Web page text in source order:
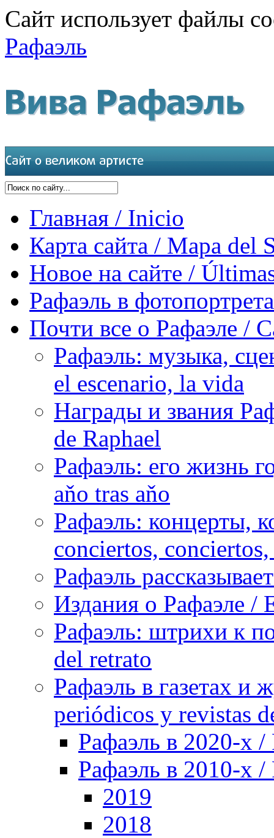
Сайт использует файлы
Рафаэль
Главная / Inicio
Карта сайта / Mapa del
Новое на сайте /
Рафаэль в
Почти все о Рафаэле /
Рафаэль: музыка,
el escenario, la vida
Награды и звания
de Raphael
Рафаэль: его жизнь
aňo tras aňo
Рафаэль: концерты,
conciertos,
Рафаэль
Издания о Рафаэле /
Рафаэль: штрихи к
del retrato
Рафаэль в газетах и
periódicos y revistas
Рафаэль в 2020-х /
Рафаэль в 2010-х /
2019
2018